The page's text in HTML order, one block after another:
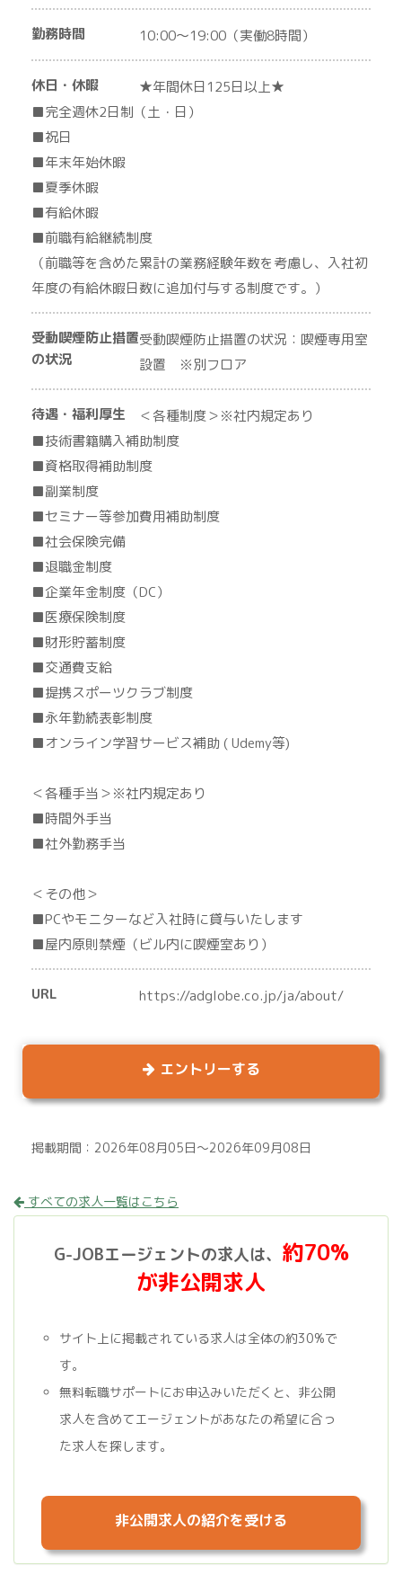
勤務時間 10:00〜19:00（実働8時間）
休日・休暇
★年間休日125日以上★
■完全週休2日制（土・日）
■祝日
■年末年始休暇
■夏季休暇
■有給休暇
■前職有給継続制度
（前職等を含めた累計の業務経験年数を考慮し、入社初
年度の有給休暇日数に追加付与する制度です。）
受動喫煙防止措置
の状況
受動喫煙防止措置の状況：喫煙専用室
設置 ※別フロア
待遇・福利厚生
＜各種制度＞※社内規定あり
■技術書籍購入補助制度
■資格取得補助制度
■副業制度
■セミナー等参加費用補助制度
■社会保険完備
■退職金制度
■企業年金制度（DC）
■医療保険制度
■財形貯蓄制度
■交通費支給
■提携スポーツクラブ制度
■永年勤続表彰制度
■オンライン学習サービス補助 ( Udemy等)
＜各種手当＞※社内規定あり
■時間外手当
■社外勤務手当
＜その他＞
■PCやモニターなど入社時に貸与いたします
■屋内原則禁煙（ビル内に喫煙室あり）
URL https://adglobe.co.jp/ja/about/
エントリーする
掲載期間：2026年08月05日～2026年09月08日
すべての求人一覧はこちら
G-JOBエージェントの求人は、 約70%
が非公開求人
サイト上に掲載されている求人は全体の約30%で
す。
無料転職サポートにお申込みいただくと、非公開
求人を含めてエージェントがあなたの希望に合っ
た求人を探します。
非公開求人の紹介を受ける